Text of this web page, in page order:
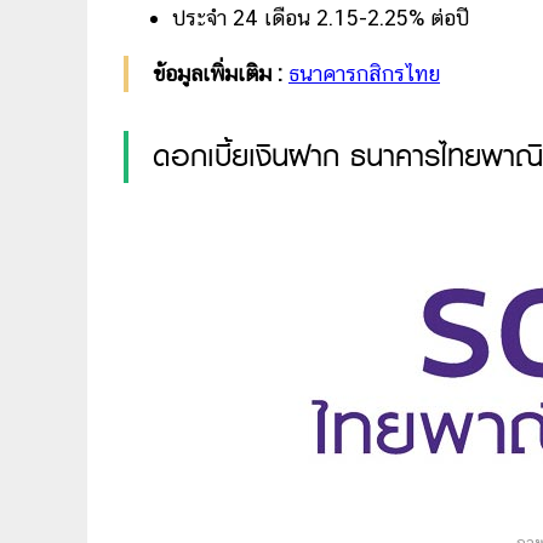
ประจำ 24 เดือน 2.15-2.25% ต่อปี
ข้อมูลเพิ่มเติม : ธนาคารกสิกรไทย
ดอกเบี้ยเงินฝาก ธนาคารไทยพา